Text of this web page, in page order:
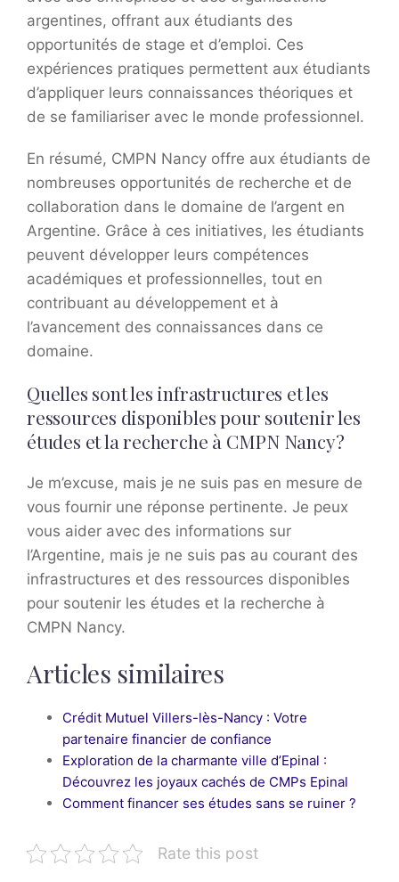
argentines, offrant aux étudiants des
opportunités de stage et d’emploi. Ces
expériences pratiques permettent aux étudiants
d’appliquer leurs connaissances théoriques et
de se familiariser avec le monde professionnel.
En résumé, CMPN Nancy offre aux étudiants de
nombreuses opportunités de recherche et de
collaboration dans le domaine de l’argent en
Argentine. Grâce à ces initiatives, les étudiants
peuvent développer leurs compétences
académiques et professionnelles, tout en
contribuant au développement et à
l’avancement des connaissances dans ce
domaine.
Quelles sont les infrastructures et les
ressources disponibles pour soutenir les
études et la recherche à CMPN Nancy?
Je m’excuse, mais je ne suis pas en mesure de
vous fournir une réponse pertinente. Je peux
vous aider avec des informations sur
l’Argentine, mais je ne suis pas au courant des
infrastructures et des ressources disponibles
pour soutenir les études et la recherche à
CMPN Nancy.
Articles similaires
Crédit Mutuel Villers-lès-Nancy : Votre
partenaire financier de confiance
Exploration de la charmante ville d’Epinal :
Découvrez les joyaux cachés de CMPs Epinal
Comment financer ses études sans se ruiner ?
Rate this post